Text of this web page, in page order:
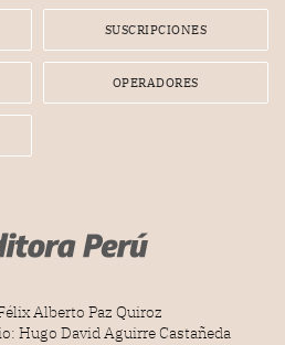
SUSCRIPCIONES
OPERADORES
Alberto Paz Quiroz
Hugo David Aguirre Castañeda